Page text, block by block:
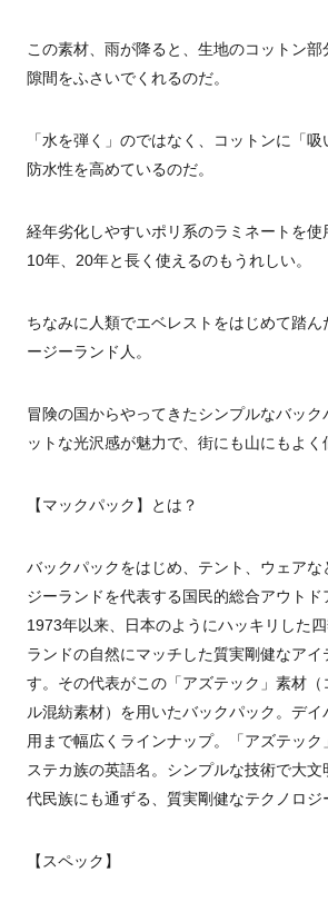
この素材、雨が降ると、生地のコットン部
隙間をふさいでくれるのだ。
「水を弾く」のではなく、コットンに「
防水性を高めているのだ。
経年劣化しやすいポリ系のラミネートを使
10年、 20年と長く使えるのもうれしい。
ちなみに人類でエベレストをはじめて踏ん
ージーランド人。
冒険の国からやってきたシンプルなバック
ットな光沢感が魅力で、街にも山にもよく
【マックパック】とは？
バックパックをはじめ、テント、ウェアな
ジーランドを代表する国民的総合アウト
1973年以来、日本のようにハッキリした
ランドの自然にマッチした質実剛健なアイ
す。その代表がこの「アズテック」素材（
ル混紡素材）を用いたバックパック。デ
用まで幅広くラインナップ。「アズテッ
ステカ族の英語名。シンプルな技術で大
代民族にも通ずる、質実剛健なテクノロジ
【スペック】